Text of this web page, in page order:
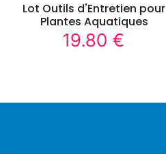
Lot Outils d'Entretien pour
Plantes Aquatiques
Prix
19.80 €